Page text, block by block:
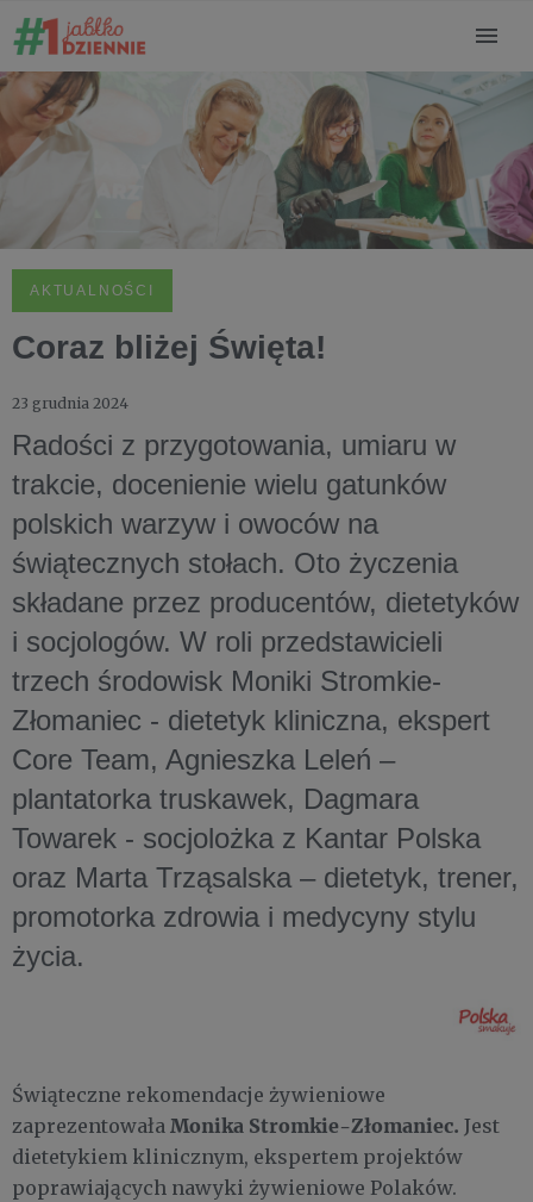
AKTUALNOŚCI
Coraz bliżej Święta!
23 grudnia 2024
Radości z przygotowania, umiaru w
trakcie, docenienie wielu gatunków
polskich warzyw i owoców na
świątecznych stołach. Oto życzenia
składane przez producentów, dietetyków
i socjologów. W roli przedstawicieli
trzech środowisk Moniki Stromkie-
Złomaniec - dietetyk kliniczna, ekspert
Core Team, Agnieszka Leleń –
plantatorka truskawek, Dagmara
Towarek - socjolożka z Kantar Polska
oraz Marta Trząsalska – dietetyk, trener,
promotorka zdrowia i medycyny stylu
życia.
Świąteczne rekomendacje żywieniowe
zaprezentowała Monika Stromkie-Złomaniec. Jest
dietetykiem klinicznym, ekspertem projektów
poprawiających nawyki żywieniowe Polaków.